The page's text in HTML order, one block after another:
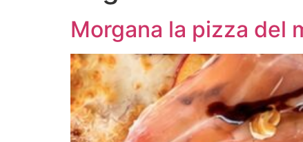
Morgana la pizza del